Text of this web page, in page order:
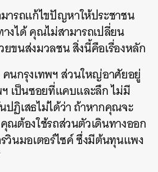
มารถแก้ไขปัญหาให้ประชาชน
งได้ คุณไม่สามารถเปลี่ยน
ขนส่งมวลชน สิ่งนี้คือเรื่องหลัก
คนกรุงเทพฯ ส่วนใหญ่อาศัยอยู่
เป็นซอยที่แคบและลึก ไม่มี
ฏิเสธไม่ได้ว่า ถ้าหากคุณจะ
ณต้องใช้รถส่วนตัวเดินทางออก
วินมอเตอร์ไซค์ ซึ่งมีต้นทุนแพง